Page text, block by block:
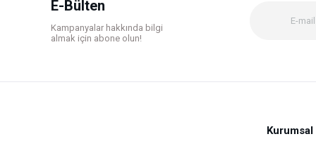
Bu ürüne benzer farklı alternatifler olmalı.
E-Bülten
Kampanyalar hakkında bilgi
almak için abone olun!
Kurumsal